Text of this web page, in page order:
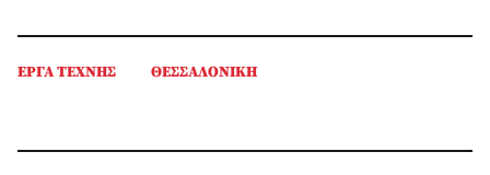
ΕΡΓΑ ΤΕΧΝΗΣ ΘΕΣΣΑΛΟΝΙΚΗ